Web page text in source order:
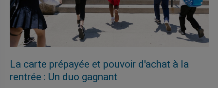
La carte prépayée et pouvoir d'achat à la
rentrée : Un duo gagnant